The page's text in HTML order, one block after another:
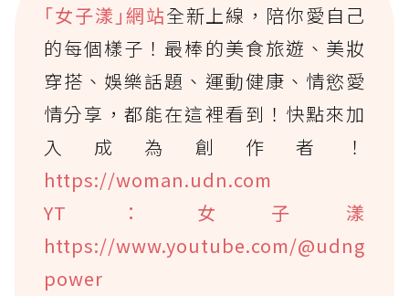
｢女子漾｣網站全新上線，陪你愛自己
的每個樣子！最棒的美食旅遊、美妝
穿搭、娛樂話題、運動健康、情慾愛
情分享，都能在這裡看到！快點來加
入成為創作者！
https://woman.udn.com
YT：女子漾
https://www.youtube.com/@udng
power